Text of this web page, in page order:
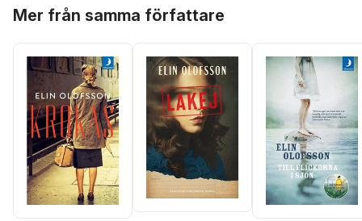
Mer från samma författare